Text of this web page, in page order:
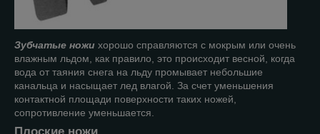
Зубчатые ножи хорошо справляются с мокрым или очень
влажным льдом, как правило, это происходит весной, когда
вода от таяния снега на льду промывает небольшие
канальца и насыщает лед влагой. За счет уменьшения
контактной площади поверхности таких ножей,
сопротивление уменьшается.